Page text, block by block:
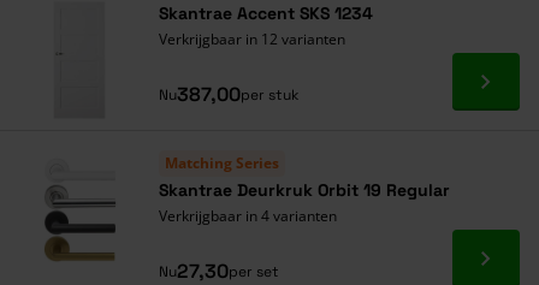
Skantrae Accent SKS 1234
Verkrijgbaar in 12 varianten
Nu387,00per stuk Ga
Matching Series
Skantrae Deurkruk Orbit 19 Regular
Verkrijgbaar in 4 varianten
Nu27,30per set Ga